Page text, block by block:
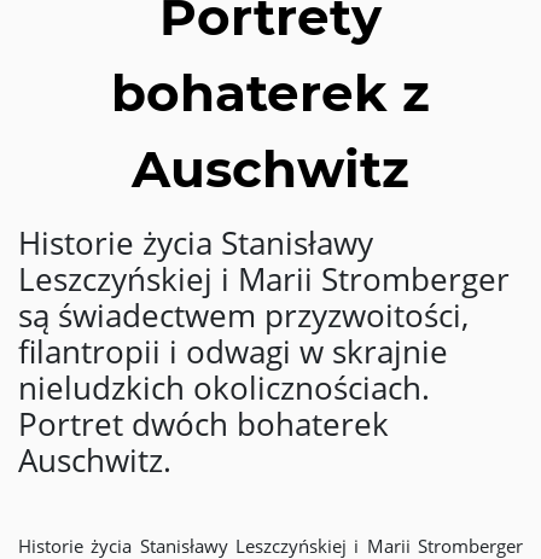
Portrety
bohaterek z
Auschwitz
Historie życia Stanisławy
Leszczyńskiej i Marii Stromberger
są świadectwem przyzwoitości,
filantropii i odwagi w skrajnie
nieludzkich okolicznościach.
Portret dwóch bohaterek
Auschwitz.
Historie życia Stanisławy Leszczyńskiej i Marii Stromberger